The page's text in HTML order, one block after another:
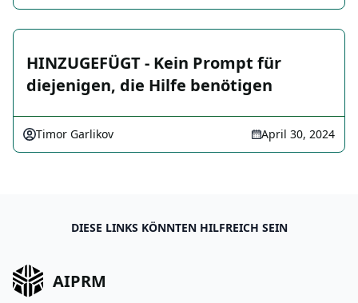
HINZUGEFÜGT - Kein Prompt für
diejenigen, die Hilfe benötigen
Timor Garlikov April 30, 2024
DIESE LINKS KÖNNTEN HILFREICH SEIN
AIPRM